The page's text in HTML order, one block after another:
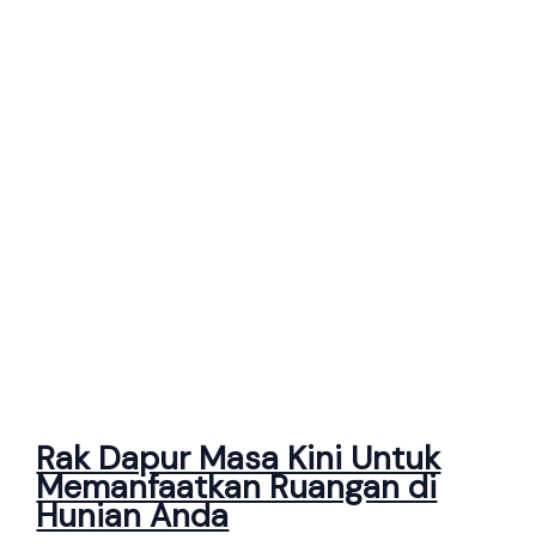
Rak Dapur Masa Kini Untuk
Memanfaatkan Ruangan di
Hunian Anda